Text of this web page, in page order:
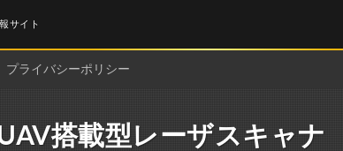
サイト
プライバシーポリシー
搭載型レーザスキャナ